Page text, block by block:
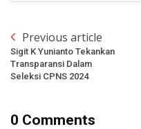
Previous article
Sigit K Yunianto Tekankan
Transparansi Dalam
Seleksi CPNS 2024
0 Comments